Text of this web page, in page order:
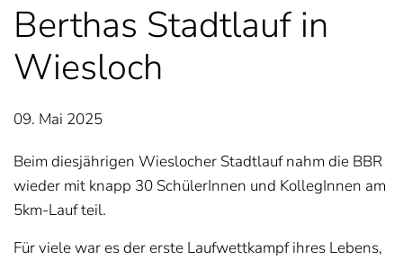
Berthas Stadtlauf in
Wiesloch
09. Mai 2025
Beim diesjährigen Wieslocher Stadtlauf nahm die BBR
wieder mit knapp 30 SchülerInnen und KollegInnen am
5km-Lauf teil.
Für viele war es der erste Laufwettkampf ihres Lebens,